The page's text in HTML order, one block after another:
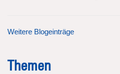
Weitere Blogeinträge
Themen